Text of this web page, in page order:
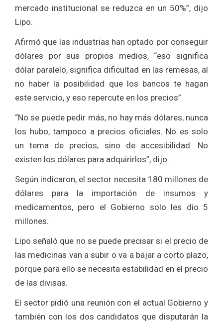
mercado institucional se reduzca en un 50%”, dijo
Lipo.
Afirmó que las industrias han optado por conseguir
dólares por sus propios medios, “eso significa
dólar paralelo, significa dificultad en las remesas, al
no haber la posibilidad que los bancos te hagan
este servicio, y eso repercute en los precios”.
“No se puede pedir más, no hay más dólares, nunca
los hubo, tampoco a precios oficiales. No es solo
un tema de precios, sino de accesibilidad. No
existen los dólares para adquirirlos”, dijo.
Según indicaron, el sector necesita 180 millones de
dólares para la importación de insumos y
medicamentos, pero el Gobierno solo les dio 5
millones.
Lipo señaló que no se puede precisar si el precio de
las medicinas van a subir o va a bajar a corto plazo,
porque para ello se necesita estabilidad en el precio
de las divisas.
El sector pidió una reunión con el actual Gobierno y
también con los dos candidatos que disputarán la